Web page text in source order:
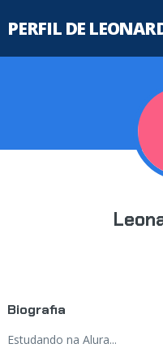
PERFIL DE
Biografia
Estudando na Alura...